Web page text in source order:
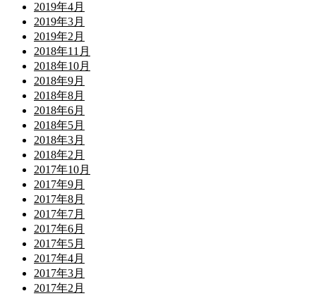
2019年4月
2019年3月
2019年2月
2018年11月
2018年10月
2018年9月
2018年8月
2018年6月
2018年5月
2018年3月
2018年2月
2017年10月
2017年9月
2017年8月
2017年7月
2017年6月
2017年5月
2017年4月
2017年3月
2017年2月